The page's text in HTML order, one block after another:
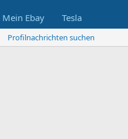
Mein Ebay Tesla
Profilnachrichten suchen